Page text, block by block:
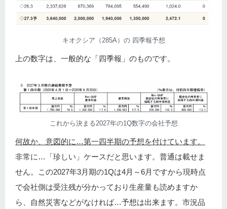
キオクシア（285A）の 四季報予想
上の数字は、一般的な「四季報」のものです。
これから決まる2027年の1Q数字の会社予想
何故か、意図的に…第一四半期の予想を付けています。
非常に…「珍しい」ケースだと思います。普通は載せま
せん。この2027年3月期の1Qは4月～6月ですから現時点
で会社側は受注残が分かっており生産量も読めますか
ら、自然災害などがなければ…予想は出来ます。市況品